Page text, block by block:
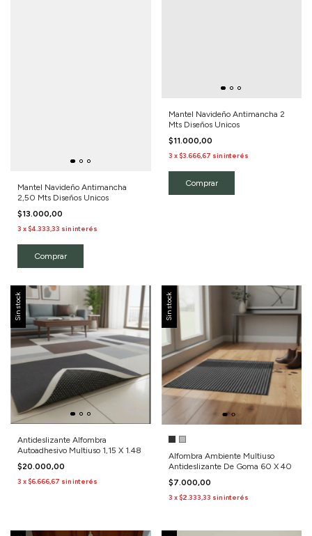
Mantel Navideño Antimancha
2,50 Mts Diseños Unicos
$13.000,00
3 x$4.333,33 sin interés
Comprar
Mantel Navideño Antimancha 2
Mts Diseños Unicos
$11.000,00
3 x$3.666,67 sin interés
Comprar
Sin stock
Antideslizante Alfombra
Autoadhesivo Multiuso 1,15 X 1.48
$20.000,00
3 x$6.666,67 sin interés
Sin stock
Alfombra Ambiente Multiuso
Antideslizante De Goma 60 X 40
$7.000,00
3 x$2.333,33 sin interés